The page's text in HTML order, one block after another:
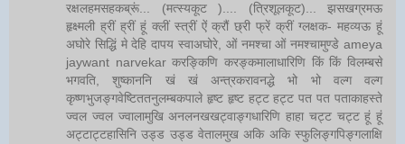
रक्षलहमसहकब्रूं... (मत्स्यकूट ).... (त्रिशूलकूट)... झसखग्रमऊ
हृक्ष्मली ह्रीं ह्रीं हूं क्लीं स्त्रीं ऐं क्रौं छ्री फ्रें क्रीं ग्लक्षक- महव्यऊ हूं
अघोरे सिद्धिं मे देहि दापय स्वाअघोरे, ओं नमश्चा ओं नमश्चामुण्डे ameya
jaywant narvekar करङ्किणि करङ्कमालाधारिणि किं किं विलम्बसे
भगवति, शुष्काननि खं खं अन्त्रकरावनद्धे भो भो वल्ग वल्ग
कृष्णभुजङ्गवेष्टिततनुलम्बकपाले हृष्ट हृष्ट हट्ट हट्ट पत पत पताकाहस्ते
ज्वल ज्वल ज्वालामुखि अनलनखखट्वाङ्गधारिणि हाहा चट्ट चट्ट हूं हूं
अट्टाट्टहासिनि उड्ड उड्ड वेतालमुख अकि अकि स्फुलिङ्गपिङ्गलाक्षि